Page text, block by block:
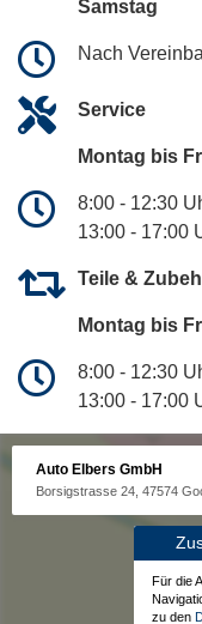
Samstag
Nach
Service
Montag bis
8:00 - 12:30
13:00 - 17:00
Teile &
Montag bis
8:00 - 12:30
13:00 - 17:00
Auto Elbers GmbH
Borsigstrasse 24, 47574
Für die
zu den